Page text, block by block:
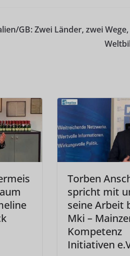
GB: Zwei Länder, zwei
Torben
spricht mit
seine Arbeit
Mki –
Kompetenz
Initiativen